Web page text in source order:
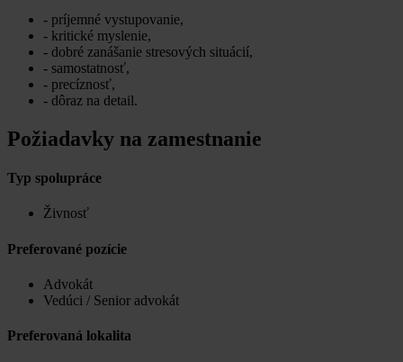
- príjemné vystupovanie,
- kritické myslenie,
- dobré zanášanie stresových situácií,
- samostatnosť,
- precíznosť,
- dôraz na detail.
Požiadavky na zamestnanie
Typ spolupráce
Živnosť
Preferované pozície
Advokát
Vedúci / Senior advokát
Preferovaná lokalita